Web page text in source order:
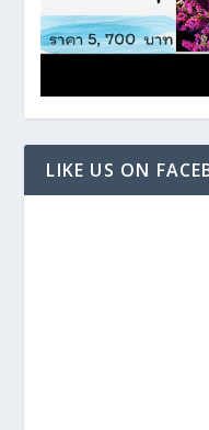
LIKE US ON